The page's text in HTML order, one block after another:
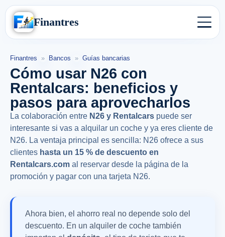
Finantres
Finantres » Bancos » Guías bancarias
Cómo usar N26 con
Rentalcars: beneficios y
pasos para aprovecharlos
La colaboración entre N26 y Rentalcars puede ser
interesante si vas a alquilar un coche y ya eres cliente de
N26. La ventaja principal es sencilla: N26 ofrece a sus
clientes hasta un 15 % de descuento en
Rentalcars.com al reservar desde la página de la
promoción y pagar con una tarjeta N26.
Ahora bien, el ahorro real no depende solo del
descuento. En un alquiler de coche también